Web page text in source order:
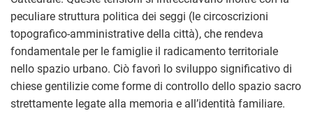
peculiare struttura politica dei seggi (le circoscrizioni
topografico-amministrative della città), che rendeva
fondamentale per le famiglie il radicamento territoriale
nello spazio urbano. Ciò favorì lo sviluppo significativo di
chiese gentilizie come forme di controllo dello spazio sacro
strettamente legate alla memoria e all’identità familiare.